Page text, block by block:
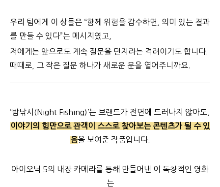
우리 팀에게 이 상들은 “함께 위험을 감수하면, 의미 있는 결과
를 만들 수 있다”는 메시지였고,
저에게는 앞으로도 계속 질문을 던지라는 격려이기도 합니다.
때때로, 그 작은 질문 하나가 새로운 문을 열어주니까요.
‘밤낚시(Night Fishing)’는 브랜드가 전면에 드러나지 않아도,
이야기의 힘만으로 관객이 스스로 찾아보는 콘텐츠가 될 수 있
음을 보여준 작품입니다.
아이오닉 5의 내장 카메라를 통해 만들어낸 이 독창적인 영화
는